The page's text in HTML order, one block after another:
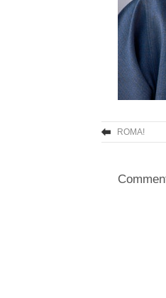
ROMA!